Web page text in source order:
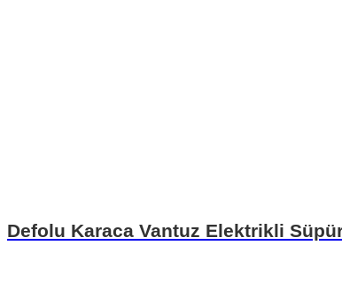
Defolu Karaca Vantuz Elektrikli